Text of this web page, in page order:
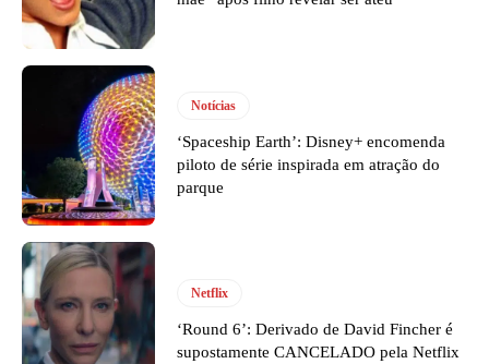
Notícias
‘Spaceship Earth’: Disney+ encomenda
piloto de série inspirada em atração do
parque
Netflix
‘Round 6’: Derivado de David Fincher é
supostamente CANCELADO pela Netflix